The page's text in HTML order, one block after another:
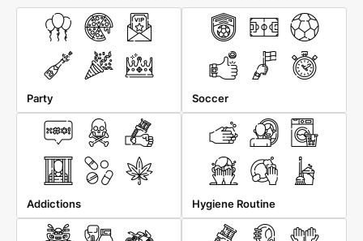
Party Soccer
Addictions Hygiene Routine